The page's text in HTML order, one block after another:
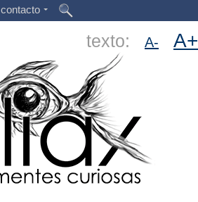
contacto
texto: A- A+